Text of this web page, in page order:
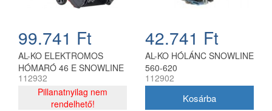
99.741 Ft
AL-KO ELEKTROMOS
HÓMARÓ 46 E SNOWLINE
112932
Pillanatnyilag nem
rendelhető!
42.741 Ft
AL-KO HÓLÁNC SNOWLINE
560-620
112902